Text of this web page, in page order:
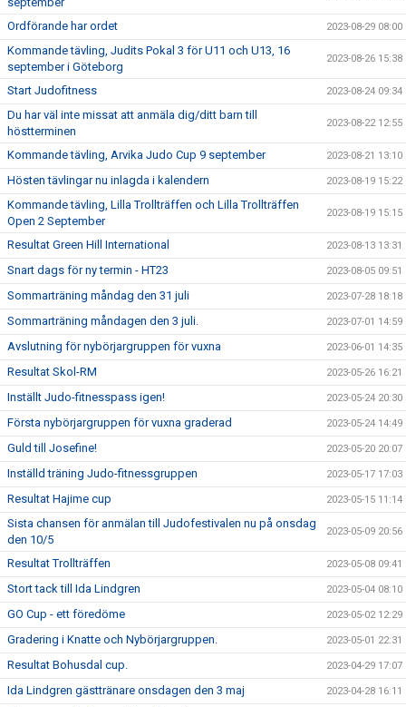
Ordförande har ordet 2023-08-29 08:00
Kommande tävling, Judits Pokal 3 för U11 och U13, 16
september i Göteborg
2023-08-26 15:38
Start Judofitness 2023-08-24 09:34
Du har väl inte missat att anmäla dig/ditt barn till
höstterminen
2023-08-22 12:55
Kommande tävling, Arvika Judo Cup 9 september 2023-08-21 13:10
Hösten tävlingar nu inlagda i kalendern 2023-08-19 15:22
Kommande tävling, Lilla Trollträffen och Lilla Trollträffen
Open 2 September
2023-08-19 15:15
Resultat Green Hill International 2023-08-13 13:31
Snart dags för ny termin - HT23 2023-08-05 09:51
Sommarträning måndag den 31 juli 2023-07-28 18:18
Sommarträning måndagen den 3 juli. 2023-07-01 14:59
Avslutning för nybörjargruppen för vuxna 2023-06-01 14:35
Resultat Skol-RM 2023-05-26 16:21
Inställt Judo-fitnesspass igen! 2023-05-24 20:30
Första nybörjargruppen för vuxna graderad 2023-05-24 14:49
Guld till Josefine! 2023-05-20 20:07
Inställd träning Judo-fitnessgruppen 2023-05-17 17:03
Resultat Hajime cup 2023-05-15 11:14
Sista chansen för anmälan till Judofestivalen nu på onsdag
den 10/5
2023-05-09 20:56
Resultat Trollträffen 2023-05-08 09:41
Stort tack till Ida Lindgren 2023-05-04 08:10
GO Cup - ett föredöme 2023-05-02 12:29
Gradering i Knatte och Nybörjargruppen. 2023-05-01 22:31
Resultat Bohusdal cup. 2023-04-29 17:07
Ida Lindgren gästtränare onsdagen den 3 maj 2023-04-28 16:11